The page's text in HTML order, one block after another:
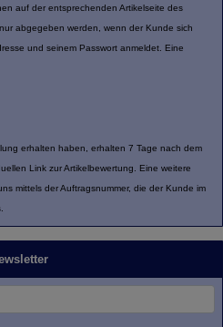
auf der entsprechenden Artikelseite des
abgegeben werden, wenn der Kunde sich
und seinem Passwort anmeldet. Eine
erhalten haben, erhalten 7 Tage nach dem
Link zur Artikelbewertung. Eine weitere
mittels der Auftragsnummer, die der Kunde im